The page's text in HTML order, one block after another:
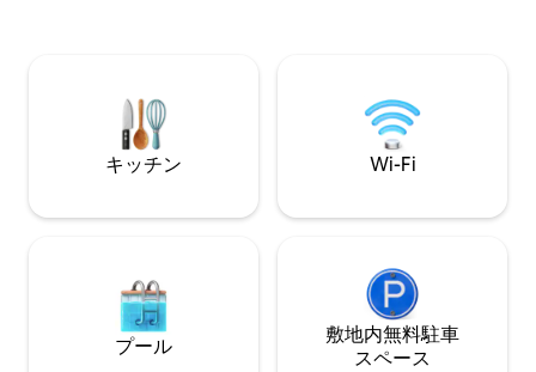
原厚木道路“小田原西インター”出口から
車で５分 西湘バイパス“早川インター”出
口から車で３分 コンビニエンスストアな
ら徒歩２分 徒歩圏内には多数の飲食店が
イタリアンに中華、そして欠かせないラ
す。一部店舗を除き夕方には店じまいで
す！） 早川漁港徒歩１分 釣り客に嬉しい
磯釣り、船釣り、川釣り、港釣りのすべ
てが楽しめます。 ここ早川をハブとし
BBQグリルを設置
で宿泊可能 【アクセス】 箱根登山バス
「小塚入口」よ
小田急ハイウェイ
まで車で約4分／
メです。 Serenity
で、それぞれの贅
キッチン Wi-Fi
プール
敷地内無料駐⁠車
ス⁠ペ⁠ー⁠ス